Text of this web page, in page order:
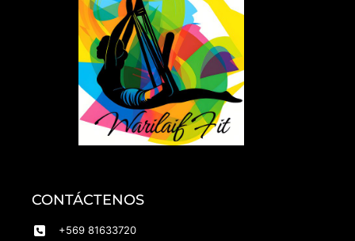
CONTÁCTENOS
+569 81633720